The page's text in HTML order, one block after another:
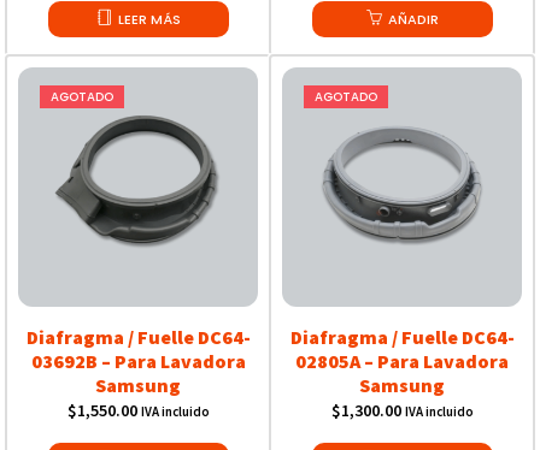
LEER MÁS AÑADIR
AGOTADO
Diafragma / Fuelle DC64-
03692B – Para Lavadora
Samsung
$1,550.00 IVA incluido
AGOTADO
Diafragma / Fuelle DC64-
02805A – Para Lavadora
Samsung
$1,300.00 IVA incluido